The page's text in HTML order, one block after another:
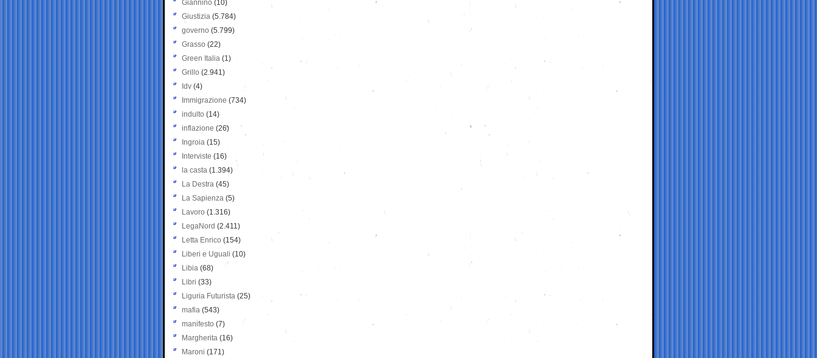
Giannino (10)
Giustizia (5.784)
governo (5.799)
Grasso (22)
Green Italia (1)
Grillo (2.941)
Idv (4)
Immigrazione (734)
indulto (14)
inflazione (26)
Ingroia (15)
Interviste (16)
la casta (1.394)
La Destra (45)
La Sapienza (5)
Lavoro (1.316)
LegaNord (2.411)
Letta Enrico (154)
Liberi e Uguali (10)
Libia (68)
Libri (33)
Liguria Futurista (25)
mafia (543)
manifesto (7)
Margherita (16)
Maroni (171)